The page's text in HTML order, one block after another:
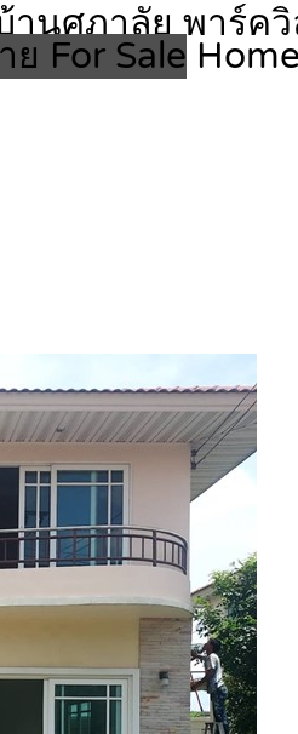
นศุภาลัย พาร์ควิ
ย For Sale Home